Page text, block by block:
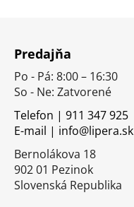
Predajňa
Po - Pá: 8:00 – 16:30
So - Ne: Zatvorené
Telefon | 911 347 925
E-mail | info@lipera.sk
Bernolákova 18
902 01 Pezinok
Slovenská Republika